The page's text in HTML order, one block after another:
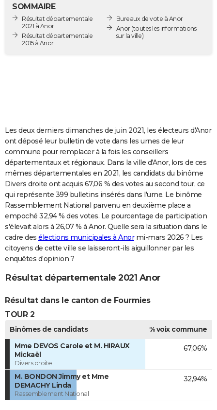
Destinations
City break
Voyage nature
Voyage de noces
Forum
Climat
GUIDES D'ACHAT
COPAINS D'AVANT
S'inscrire
Se connecter
Lycées
Collèges
Primaires
Universités
Entreprises
Service militaire
Avis de recherche
AVIS DE DÉCÈS
FORUM
Bricolage
Lifestyle
Culture
Sport
Auto
Television
Voyage
Cinema
SOMMAIRE
Résultat départementale
2021 à Anor
Résultat départementale
2015 à Anor
Bureaux de vote à Anor
Anor(toutes les informations
sur la ville)
Les deux derniers dimanches de juin 2021, les électeurs d'Anor
ont déposé leur bulletin de vote dans les urnes de leur
commune pour remplacer à la fois les conseillers
départementaux et régionaux. Dans la ville d'Anor, lors de ces
mêmes départementales en 2021, les candidats du binôme
Divers droite ont acquis 67,06 % des votes au second tour, ce
qui représente 399 bulletins insérés dans l'urne. Le binôme
Rassemblement National parvenu en deuxième place a
empoché 32,94 % des votes. Le pourcentage de participation
s'élevait alors à 26,07 % à Anor. Quelle sera la situation dans le
cadre des élections municipales à Anormi-mars 2026 ? Les
citoyens de cette ville se laisseront-ils aiguillonner par les
enquêtes d’opinion ?
Résultat départementale 2021 Anor
Résultat dans le canton de Fourmies
TOUR 2
Binômes de candidats
% voix commune
Mme DEVOS Carole et M. HIRAUX
Mickaël
Divers droite
67,06%
M. BONDON Jimmy et Mme
DEMACHY Linda
Rassemblement National
32,94%